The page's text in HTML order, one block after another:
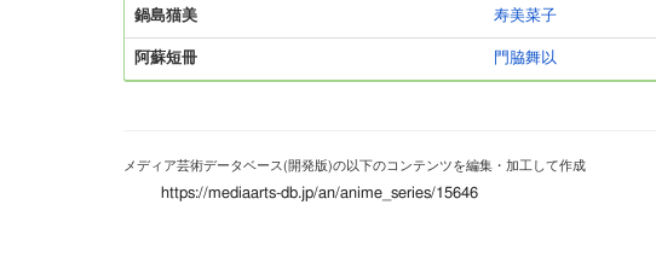
鍋島猫美 寿美菜子
阿蘇短冊 門脇舞以
メディア芸術データベース(開発版)の以下のコンテンツを編集・加工して作成
https://mediaarts-db.jp/an/anime_series/15646